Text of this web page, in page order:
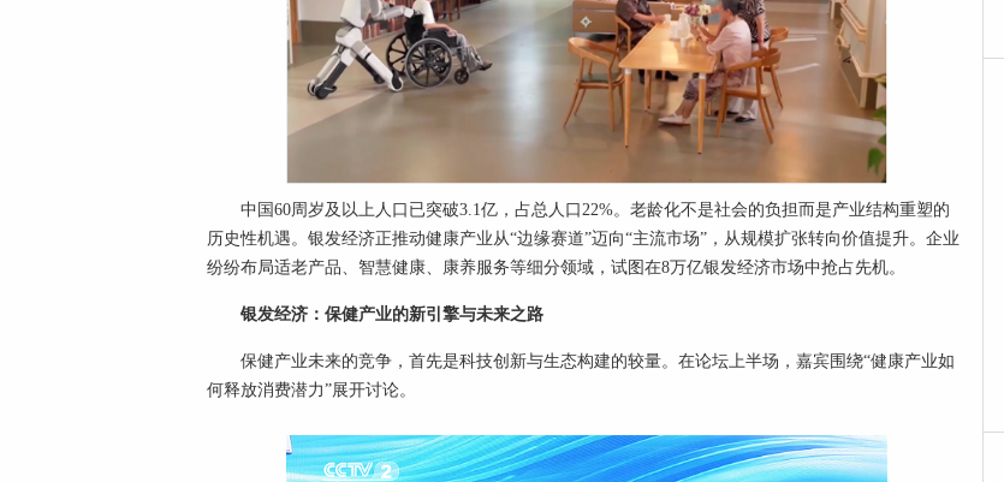
中国60周岁及以上人口已突破3.1亿，占总人口22%。老龄化不是社会的负担而是产业结构重塑的
历史性机遇。银发经济正推动健康产业从“边缘赛道”迈向“主流市场”，从规模扩张转向价值提升。企业
纷纷布局适老产品、智慧健康、康养服务等细分领域，试图在8万亿银发经济市场中抢占先机。
银发经济：保健产业的新引擎与未来之路
保健产业未来的竞争，首先是科技创新与生态构建的较量。在论坛上半场，嘉宾围绕“健康产业如
何释放消费潜力”展开讨论。